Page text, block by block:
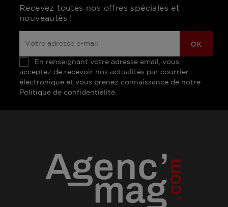
Recevez toutes nos offres spéciales et
nouveautés !
En renseignant votre adresse email, vous
acceptez de recevoir nos actualités par courrier
électronique et vous prenez connaissance de notre
Politique de confidentialité.